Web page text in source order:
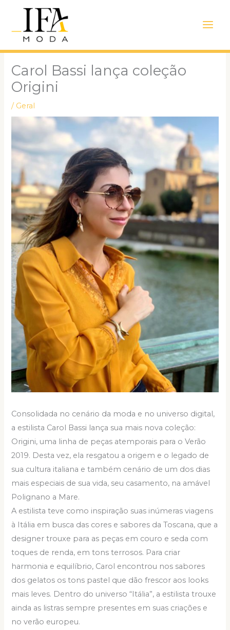
conteúdo
Menu
Carol Bassi lança coleção
Origini
/ Geral
Consolidada no cenário da moda e no universo digital,
a estilista Carol Bassi lança sua mais nova coleção:
Origini, uma linha de peças atemporais para o Verão
2019. Desta vez, ela resgatou a origem e o legado de
sua cultura italiana e também cenário de um dos dias
mais especiais de sua vida, seu casamento, na amável
Polignano a Mare.
A estilista teve como inspiração suas inúmeras viagens
à Itália em busca das cores e sabores da Toscana, que a
designer trouxe para as peças em couro e seda com
toques de renda, em tons terrosos. Para criar
harmonia e equilíbrio, Carol encontrou nos sabores
dos gelatos os tons pastel que dão frescor aos looks
mais leves. Dentro do universo “Itália”, a estilista trouxe
ainda as listras sempre presentes em suas criações e
no verão europeu.